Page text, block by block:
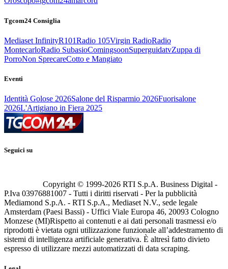
Tgcom24 Consiglia
Mediaset InfinityR101Radio 105Virgin RadioRadio
MontecarloRadio SubasioComingsoonSuperguidatvZuppa di
PorroNon SprecareCotto e Mangiato
Eventi
Identità Golose 2026Salone del Risparmio 2026Fuorisalone
2026L'Artigiano in Fiera 2025
Seguici su
Copyright © 1999-2026 RTI S.p.A. Business Digital -
P.Iva 03976881007 - Tutti i diritti riservati - Per la pubblicità
Mediamond S.p.A. - RTI S.p.A., Mediaset N.V., sede legale
Amsterdam (Paesi Bassi) - Uffici Viale Europa 46, 20093 Cologno
Monzese (MI)Rispetto ai contenuti e ai dati personali trasmessi e/o
riprodotti è vietata ogni utilizzazione funzionale all’addestramento di
sistemi di intelligenza artificiale generativa. È altresì fatto divieto
espresso di utilizzare mezzi automatizzati di data scraping.